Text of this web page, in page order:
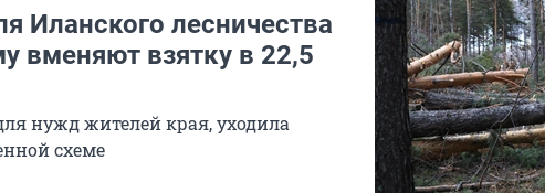
Иланского лесничества
вменяют взятку в 22,5
нужд жителей края, уходила
схеме